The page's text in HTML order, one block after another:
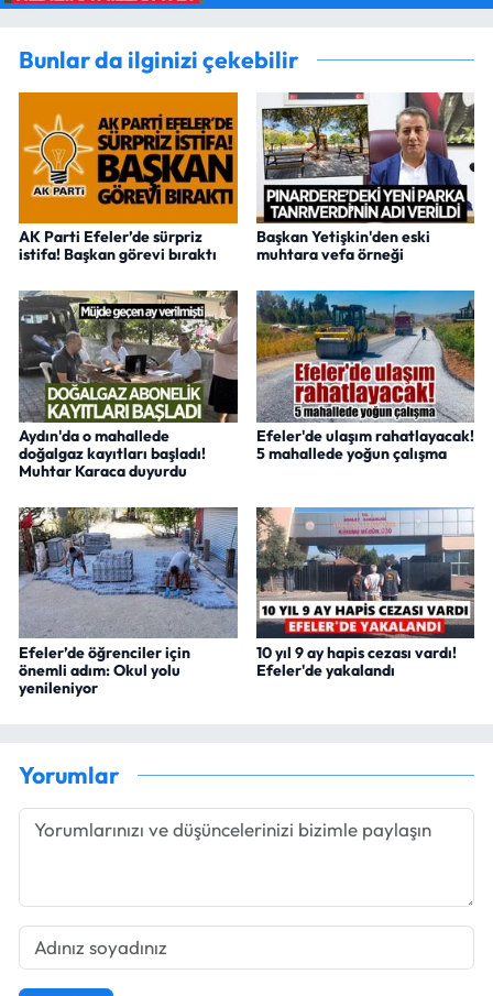
Bunlar da ilginizi çekebilir
AK Parti Efeler’de sürpriz
istifa! Başkan görevi bıraktı
Başkan Yetişkin'den eski
muhtara vefa örneği
Aydın'da o mahallede
doğalgaz kayıtları başladı!
Muhtar Karaca duyurdu
Efeler'de ulaşım rahatlayacak!
5 mahallede yoğun çalışma
Efeler’de öğrenciler için
önemli adım: Okul yolu
yenileniyor
10 yıl 9 ay hapis cezası vardı!
Efeler'de yakalandı
Yorumlar